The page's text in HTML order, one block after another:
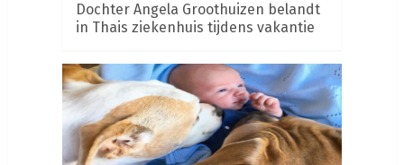
Dochter Angela Groothuizen belandt
in Thais ziekenhuis tijdens vakantie